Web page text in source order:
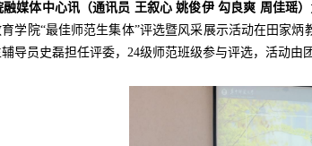
融媒体中心讯（通讯员 王叙心 姚俊伊 勾良爽 周佳瑶）
育学院“最佳师范生集体”评选暨风采展示活动在田家
导员史磊担任评委，24级师范班级参与评选，活动由